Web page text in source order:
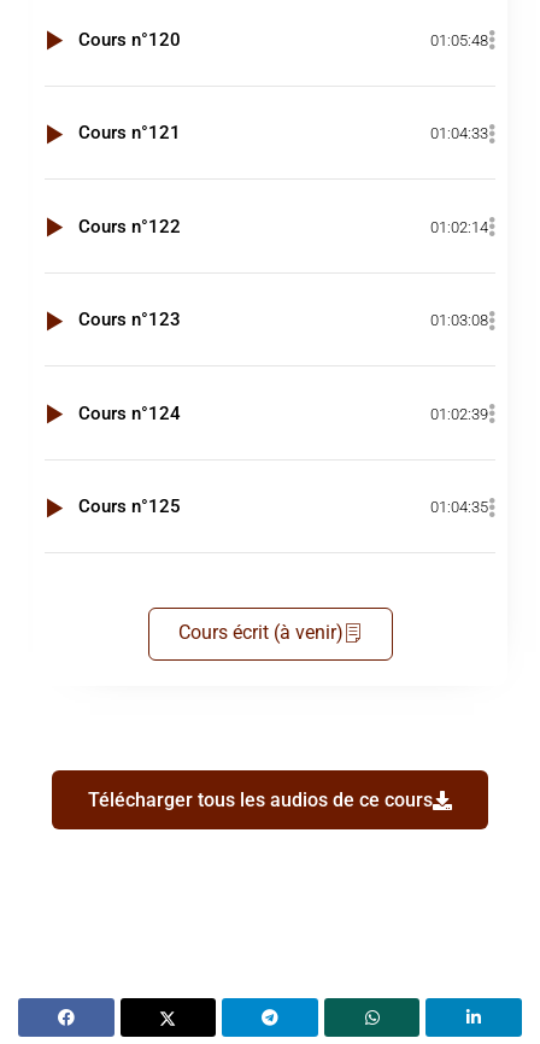
Cours n°120 01:05:48
Cours n°121 01:04:33
Cours n°122 01:02:14
Cours n°123 01:03:08
Cours n°124 01:02:39
Cours n°125 01:04:35
Cours écrit (à venir)
Télécharger tous les audios de ce cours